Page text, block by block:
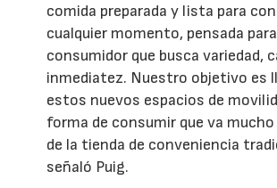
comida preparada y lista para
cualquier momento, pensada
consumidor que busca variedad,
inmediatez. Nuestro objetivo es
estos nuevos espacios de
forma de consumir que va mucho
de la tienda de conveniencia
señaló Puig.